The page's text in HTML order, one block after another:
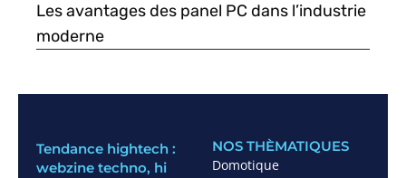
Les avantages des panel PC dans l’industrie
moderne
Tendance hightech :
webzine techno, hi
NOS THÈMATIQUES
Domotique